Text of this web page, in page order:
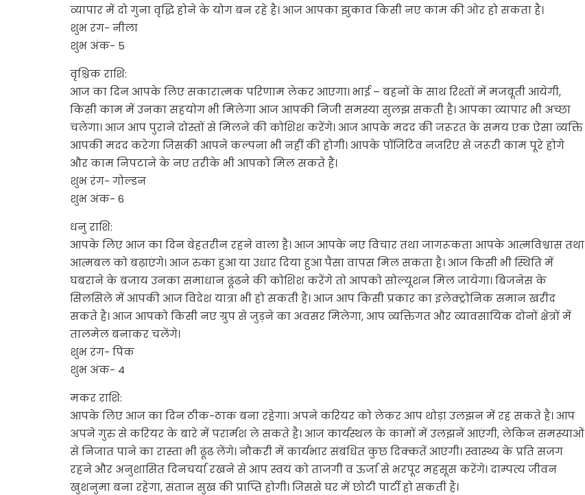
व्यापार में दो गुना वृद्धि होने के योग बन रहे है। आज आपका झुकाव किसी नए काम की ओर हो सकता है।
शुभ रंग- नीला
शुभ अंक- 5
वृश्चिक राशि:
आज का दिन आपके लिए सकारात्मक परिणाम लेकर आएगा। भाई – बहनों के साथ रिश्तों में मजबूती आयेगी,
किसी काम में उनका सहयोग भी मिलेगा आज आपकी निजी समस्या सुलझ सकती है। आपका व्यापार भी अच्छा
चलेगा। आज आप पुराने दोस्तों से मिलने की कोशिश करेंगे। आज आपके मदद की जरूरत के समय एक ऐसा व्यक्ति
आपकी मदद करेगा जिसकी आपने कल्पना भी नहीं की होगी। आपके पॉजिटिव नजरिए से जरूरी काम पूरे होगे
और काम निपटाने के नए तरीके भी आपको मिल सकते हैं।
शुभ रंग- गोल्डन
शुभ अंक- 6
धनु राशि:
आपके लिए आज का दिन बेहतरीन रहने वाला है। आज आपके नए विचार तथा जागरूकता आपके आत्मविश्वास तथा
आत्मबल को बढ़ाएंगे। आज रुका हुआ या उधार दिया हुआ पैसा वापस मिल सकता है। आज किसी भी स्थिति में
घबराने के बजाय उनका समाधान ढूंढने की कोशिश करेंगे तो आपको सोल्यूशन मिल जायेगा। बिजनेस के
सिलसिले में आपकी आज विदेश यात्रा भी हो सकती है। आज आप किसी प्रकार का इलेक्ट्रोनिक समान खरीद
सकते है। आज आपको किसी नए ग्रुप से जुड़ने का अवसर मिलेगा, आप व्यक्तिगत और व्यावसायिक दोनों क्षेत्रों में
तालमेल बनाकर चलेंगे।
शुभ रंग- पिंक
शुभ अंक- 4
मकर राशि:
आपके लिए आज का दिन ठीक-ठाक बना रहेगा। अपने करियर को लेकर आप थोड़ा उलझन में रह सकते है। आप
अपने गुरु से करियर के बारे में परार्मश ले सकते है। आज कार्यस्थल के कामों में उलझनें आएंगी, लेकिन समस्याओं
से निजात पाने का रास्ता भी ढूंढ लेंगे। नौकरी में कार्यभार संबंधित कुछ दिक्कतें आएंगी। स्वास्थ्य के प्रति सजग
रहने और अनुशासित दिनचर्या रखने से आप स्वयं को ताजगी व ऊर्जा से भरपूर महसूस करेंगे। दाम्पत्य जीवन
खुशनुमा बना रहेगा, संतान सुख की प्राप्ति होगी। जिससे घर में छोटी पार्टी हो सकती है।